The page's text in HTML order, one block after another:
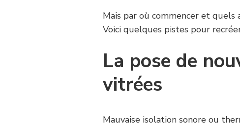
Mais par où commencer et
Voici quelques pistes pour
La pose de
vitrées
Mauvaise isolation sonore ou